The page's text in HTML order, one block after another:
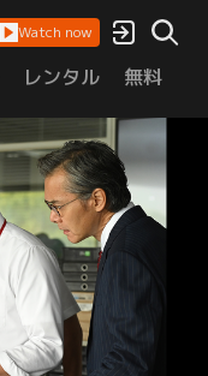
Watch now
レンタル 無料